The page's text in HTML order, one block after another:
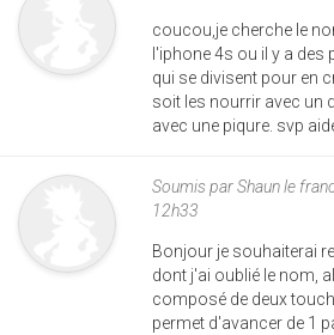
coucou,je cherche le
l'iphone 4s ou il y a
qui se divisent pour en
soit les nourrir avec un
avec une piqure. svp
Soumis parShaun le
12h33
Bonjour je souhaiterai
dont j'ai oublié le nom,
composé de deux
permet d'avancer de 1